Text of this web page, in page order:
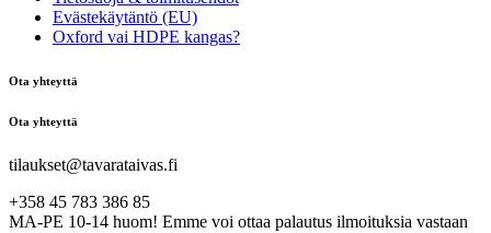
Evästekäytäntö (EU)
Oxford vai HDPE kangas?
Ota yhteyttä
Ota yhteyttä
tilaukset@tavarataivas.fi
+358 45 783 386 85
MA-PE 10-14 huom! Emme voi ottaa palautus ilmoituksia vastaan